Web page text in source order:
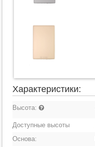
Характеристики:
Высота:
Доступные высоты
Основа: